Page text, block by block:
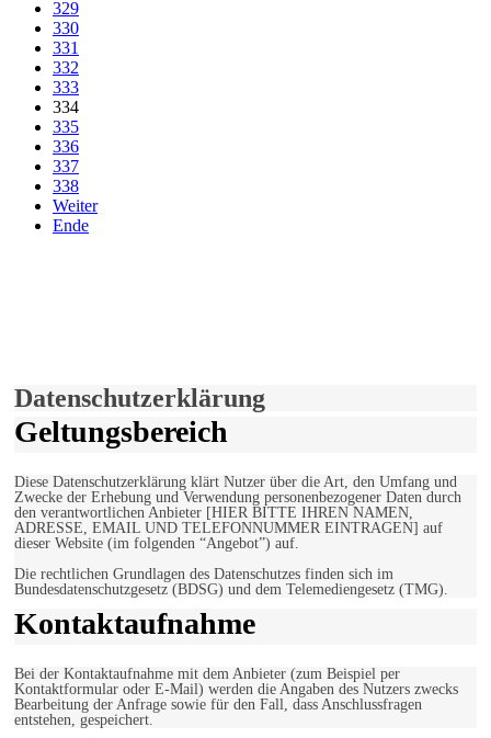
329
330
331
332
333
334
335
336
337
338
Weiter
Ende
Datenschutzerklärung
Geltungsbereich
Diese Datenschutzerklärung klärt Nutzer über die Art, den Umfang und
Zwecke der Erhebung und Verwendung personenbezogener Daten durch
den verantwortlichen Anbieter [HIER BITTE IHREN NAMEN,
ADRESSE, EMAIL UND TELEFONNUMMER EINTRAGEN] auf
dieser Website (im folgenden “Angebot”) auf.
Die rechtlichen Grundlagen des Datenschutzes finden sich im
Bundesdatenschutzgesetz (BDSG) und dem Telemediengesetz (TMG).
Kontaktaufnahme
Bei der Kontaktaufnahme mit dem Anbieter (zum Beispiel per
Kontaktformular oder E-Mail) werden die Angaben des Nutzers zwecks
Bearbeitung der Anfrage sowie für den Fall, dass Anschlussfragen
entstehen, gespeichert.